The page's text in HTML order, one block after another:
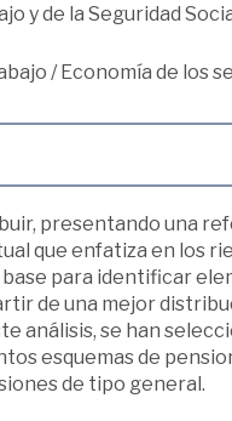
y de la Seguridad
/Economía de los
presentando una
que enfatiza en los
para identificar
de una mejor
análisis, se han
esquemas de
de tipo general.